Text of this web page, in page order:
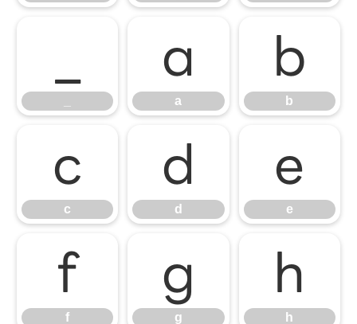
_ a
a
b
b
c
c
d
d
e
e
f
f
g
g
h
h